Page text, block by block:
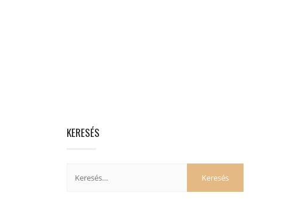
KERESÉS